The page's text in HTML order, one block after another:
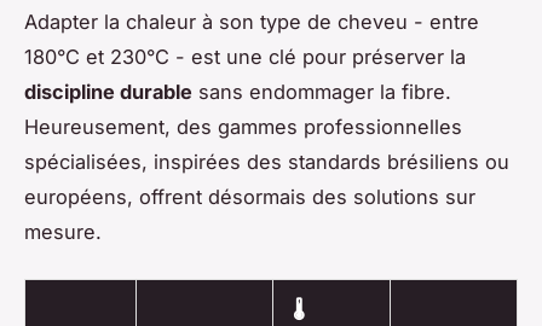
Adapter la chaleur à son type de cheveu - entre
180°C et 230°C - est une clé pour préserver la
discipline durable sans endommager la fibre.
Heureusement, des gammes professionnelles
spécialisées, inspirées des standards brésiliens ou
européens, offrent désormais des solutions sur
mesure.
🌡️